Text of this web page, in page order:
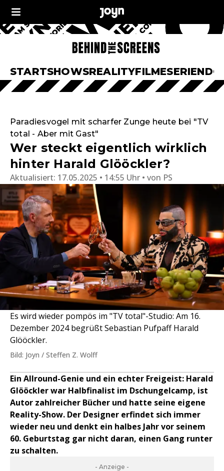
STARTSHOWSREALITYFILMESERIEN
Paradiesvogel mit scharfer Zunge heute bei "TV
total - Aber mit Gast"
Wer steckt eigentlich wirklich
hinter Harald Glööckler?
Aktualisiert: 17.05.2025 • 14:55 Uhr von PS
Es wird wieder pompös im "TV total"-Studio: Am 16.
Dezember 2024 begrüßt Sebastian Pufpaff Harald
Glööckler.
Bild: Joyn / Steffen Z. Wolff
Ein Allround-Genie und ein echter Freigeist: Harald
Glööckler war Halbfinalist im Dschungelcamp, ist
Autor zahlreicher Bücher und hatte seine eigene
Reality-Show. Der Designer erfindet sich immer
wieder neu und denkt ein halbes Jahr vor seinem
60. Geburtstag gar nicht daran, einen Gang runter
zu schalten.
- Anzeige -